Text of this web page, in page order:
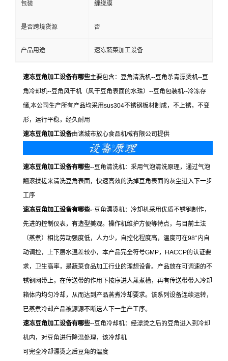
包装 缠绕膜
是否跨境货源 否
产品用途 速冻蔬菜加工设备
速冻豆角加工设备有哪些主要包含：豆角清洗机--豆角杀青漂烫机--豆
角冷却机--豆角风干机（风干豆角表面的水珠）--豆角包装机--冷冻存
储,本公司生产所有产品均采用sus304不锈钢板材制成，不上锈，不变
形，运行平稳，经久耐用
速冻豆角加工设备由诸城市放心食品机械有限公司提供
速冻豆角加工设备有哪些--豆角清洗机：采用气泡清洗原理，通过气泡
翻滚揉搓来清洗豆角表面，快速高效的洗掉豆角表面的灰尘进入下一步
工序
速冻豆角加工设备有哪些--豆角漂烫机：冷却机采用优质不锈钢制作，
先进的控制仪表，有造型美观。操作机维护方便等特点，与目前土法
（蒸煮）相比劳动强度低，人力少，自控化程度高，温度可在98°内自
动调控，上下层水温差较小，本产品完全符号GMP，HACCP的认证要
求，卫生高率，是蔬菜食品加工行业的理想设备。产品放在可调速的不
锈钢网带上，在传送带的作用下按序进人蒸煮槽，再有传送带带入冷却
箱体内均匀冷却，从而达到产品蒸煮冷却要求。该系列设备连续运转，
已蒸煮冷却产品被源源不断送人下一生产工序。
速冻豆角加工设备有哪些--豆角冷却机：经漂烫之后的豆角进入到冷却
机内，对豆角进行降温处理，该冷却机
可完全冷却漂烫之后豆角的温度